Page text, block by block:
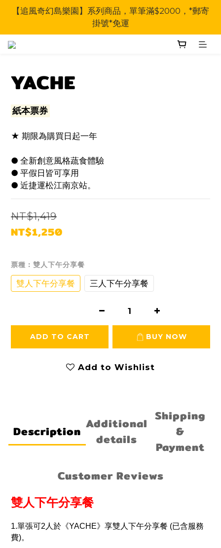
【追風奇幻島樂園】系列商品，單筆滿$2000，*郵寄
掛號*免運
YACHE
紙本票券
★ 期限為購買日起一年
● 全新創意風格蔬食體驗
● 平假日皆可享用
● 近捷運松江南京站。
NT$1,419
NT$1,250
票種 : 雙人下午分享餐
雙人下午分享餐 三人下午分享餐
ADD TO CART BUY NOW
Add to Wishlist
Description Additional
details
Shipping
&
Payment
Customer Reviews
雙人下午分享餐
1.單張可2人於《YACHE》享雙人下午分享餐 (已含服務
費)。